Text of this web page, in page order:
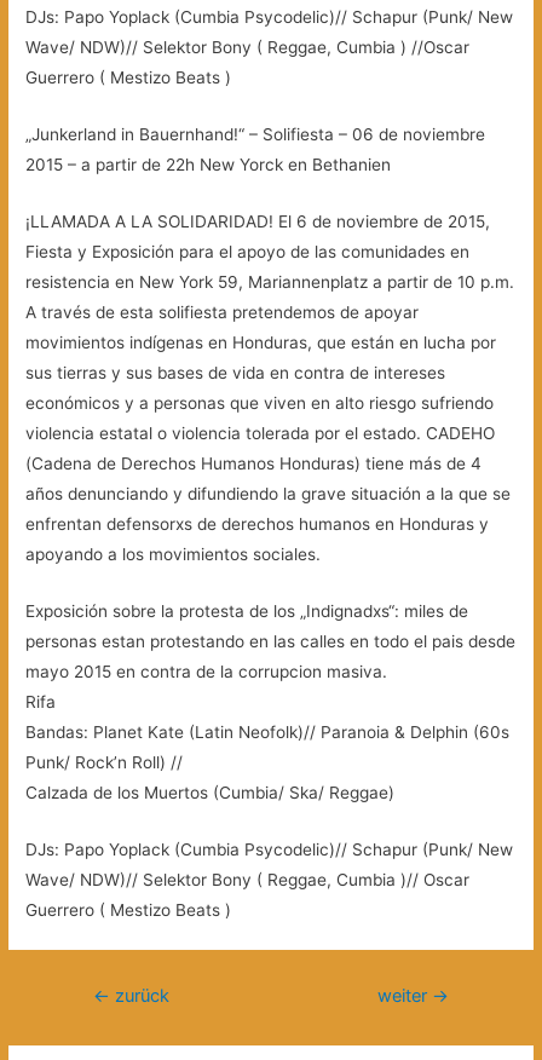
DJs: Papo Yoplack (Cumbia Psycodelic)// Schapur (Punk/ New
Wave/ NDW)// Selektor Bony ( Reggae, Cumbia ) //Oscar
Guerrero ( Mestizo Beats )
„Junkerland in Bauernhand!“ – Solifiesta – 06 de noviembre
2015 – a partir de 22h New Yorck en Bethanien
¡LLAMADA A LA SOLIDARIDAD! El 6 de noviembre de 2015,
Fiesta y Exposición para el apoyo de las comunidades en
resistencia en New York 59, Mariannenplatz a partir de 10 p.m.
A través de esta solifiesta pretendemos de apoyar
movimientos indígenas en Honduras, que están en lucha por
sus tierras y sus bases de vida en contra de intereses
económicos y a personas que viven en alto riesgo sufriendo
violencia estatal o violencia tolerada por el estado. CADEHO
(Cadena de Derechos Humanos Honduras) tiene más de 4
años denunciando y difundiendo la grave situación a la que se
enfrentan defensorxs de derechos humanos en Honduras y
apoyando a los movimientos sociales.
Exposición sobre la protesta de los „Indignadxs“: miles de
personas estan protestando en las calles en todo el pais desde
mayo 2015 en contra de la corrupcion masiva.
Rifa
Bandas: Planet Kate (Latin Neofolk)// Paranoia & Delphin (60s
Punk/ Rock’n Roll) //
Calzada de los Muertos (Cumbia/ Ska/ Reggae)
DJs: Papo Yoplack (Cumbia Psycodelic)// Schapur (Punk/ New
Wave/ NDW)// Selektor Bony ( Reggae, Cumbia )// Oscar
Guerrero ( Mestizo Beats )
Beitragsnavigation
← zurück weiter →